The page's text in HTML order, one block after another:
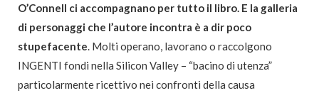
O’Connell ci accompagnano per tutto il libro. E la galleria
di personaggi che l’autore incontra è a dir poco
stupefacente. Molti operano, lavorano o raccolgono
INGENTI fondi nella Silicon Valley – “bacino di utenza”
particolarmente ricettivo nei confronti della causa